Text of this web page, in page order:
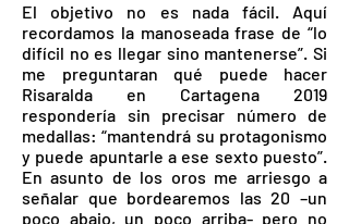
El objetivo no es nada fácil. Aquí
recordamos la manoseada frase de “lo
difícil no es llegar sino mantenerse”. Si
me preguntaran qué puede hacer
Risaralda en Cartagena 2019
respondería sin precisar número de
medallas: “mantendrá su protagonismo
y puede apuntarle a ese sexto puesto”.
En asunto de los oros me arriesgo a
señalar que bordearemos las 20 –un
poco abajo, un poco arriba- pero no